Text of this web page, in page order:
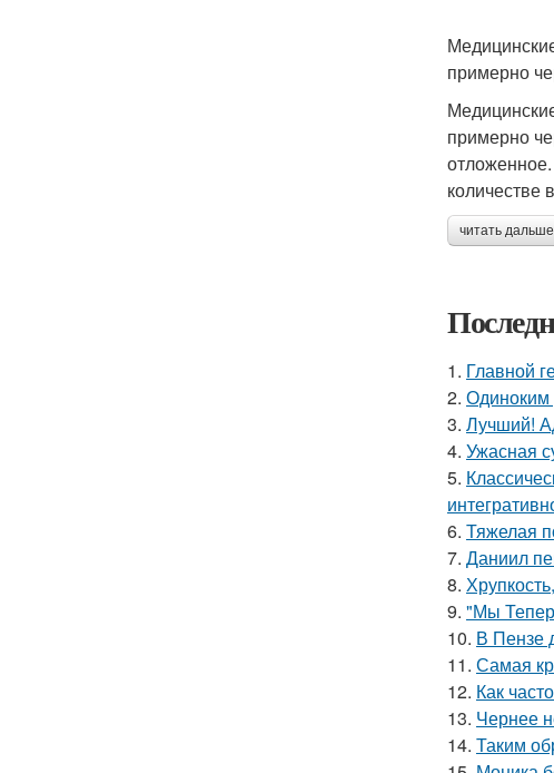
примерно
примерно
количестве
читать
1. Главной
2. Одиноким
3. Лучший!
4. Ужасная
5.
6. Тяжелая
7. Даниил
8.
9. "Мы
10. В Пензе
11. Самая
12. Как
13. Чернее
14. Таким